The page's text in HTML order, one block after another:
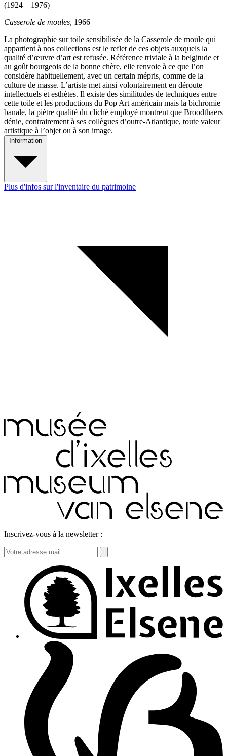
(1924—1976)
Casserole de moules, 1966
La photographie sur toile sensibilisée de la Casserole de moule qui
appartient à nos collections est le reflet de ces objets auxquels la
qualité d’œuvre d’art est refusée. Référence triviale à la belgitude et
au goût bourgeois de la bonne chère, elle renvoie à ce que l’on
considère habituellement, avec un certain mépris, comme de la
culture de masse. L’artiste met ainsi volontairement en déroute
intellectuels et esthètes. Il existe des similitudes de techniques entre
cette toile et les productions du Pop Art américain mais la bichromie
banale, la piètre qualité du cliché employé montrent que Broodthaers
dénie, contrairement à ses collègues d’outre-Atlantique, toute valeur
artistique à l’objet ou à son image.
Information
Plus d'infos sur l'inventaire du patrimoine
Inscrivez-vous à la newsletter :